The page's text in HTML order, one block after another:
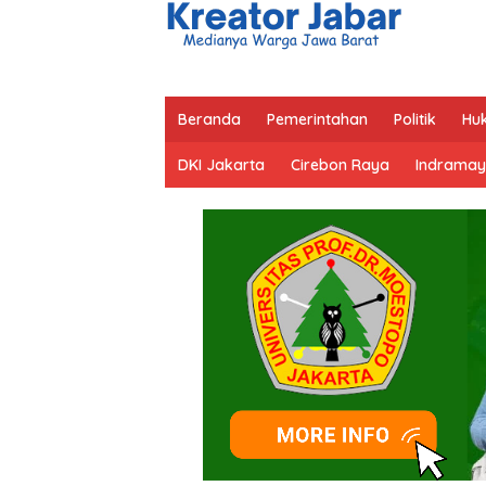
Beranda Pemerintahan Politik
DKI Jakarta Cirebon Raya